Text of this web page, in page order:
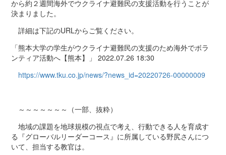
から約２週間海外でウクライナ避難民の支援活動を行うことが
決まりました。
詳細は下記のURLからご覧ください。
「熊本大学の学生がウクライナ避難民の支援のため海外でボラ
ンティア活動へ【熊本】」 2022.07.26 18:30
https://www.tku.co.jp/news/?news_id=20220726-00000009
～～～～～～～（一部、抜粋）
地域の課題を地球規模の視点で考え、行動できる人を育成す
る『グローバルリーダーコース』に所属している野尻さんにつ
いて、担当する教官は。
進路支援の概要
進路状況の概要
卒業後の進路
卒業後の声
研究成果
留学制度
短期海外研修プログラム
法学部生による留学体験記